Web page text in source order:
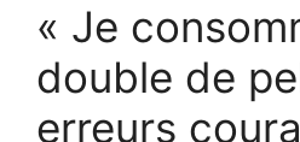
« Je
double de
erreurs